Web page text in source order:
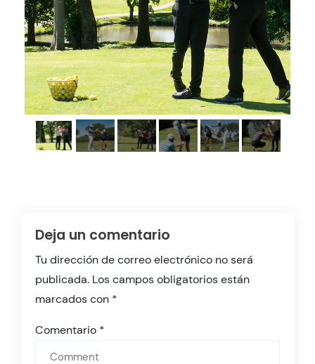
Deja un comentario
Tu dirección de correo electrónico no será
publicada. Los campos obligatorios están
marcados con *
Comentario *